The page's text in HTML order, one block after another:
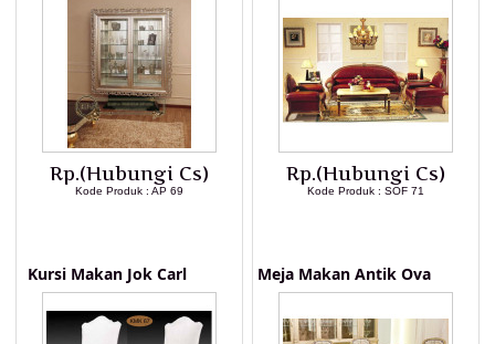
Rp.(Hubungi Cs)
Kode Produk : AP 69
Rp.(Hubungi Cs)
Kode Produk : SOF 71
Kursi Makan Jok Carl Meja Makan Antik Ova